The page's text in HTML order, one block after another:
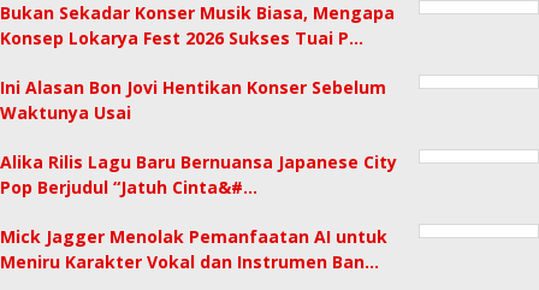
Bukan Sekadar Konser Musik Biasa, Mengapa
Konsep Lokarya Fest 2026 Sukses Tuai P…
Ini Alasan Bon Jovi Hentikan Konser Sebelum
Waktunya Usai
Alika Rilis Lagu Baru Bernuansa Japanese City
Pop Berjudul “Jatuh Cinta&#…
Mick Jagger Menolak Pemanfaatan AI untuk
Meniru Karakter Vokal dan Instrumen Ban…